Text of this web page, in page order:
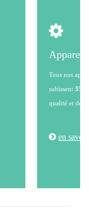
Appareil
Tous nos
subissent 35
qualité et de
en